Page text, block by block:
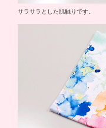
サラサラとした肌触りです。